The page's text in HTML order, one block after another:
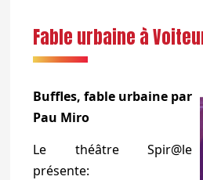
Fable urbaine à
Buffles, fable urbaine par
Pau Miro
Le théâtre Spir@le
présente: